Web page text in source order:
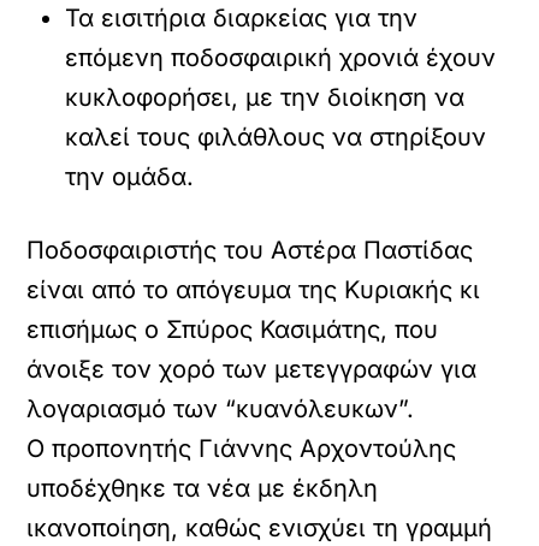
Τα εισιτήρια διαρκείας για την
επόμενη ποδοσφαιρική χρονιά έχουν
κυκλοφορήσει, με την διοίκηση να
καλεί τους φιλάθλους να στηρίξουν
την ομάδα.
Ποδοσφαιριστής του Αστέρα Παστίδας
είναι από το απόγευμα της Κυριακής κι
επισήμως ο Σπύρος Κασιμάτης, που
άνοιξε τον χορό των μετεγγραφών για
λογαριασμό των “κυανόλευκων”.
Ο προπονητής Γιάννης Αρχοντούλης
υποδέχθηκε τα νέα με έκδηλη
ικανοποίηση, καθώς ενισχύει τη γραμμή